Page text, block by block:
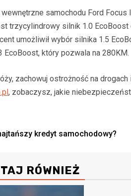
samochodu Ford
trzycylindrowy silnik 1.0
umożliwił wybór silnika 1.5
EcoBoost, który pozwala na 280KM.
zachowuj ostrożność na
, zobaczysz, jakie
kredyt samochodowy?
RÓWNIEŻ